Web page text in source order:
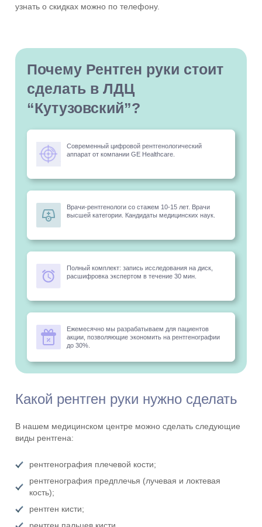
узнать о скидках можно по телефону.
Почему Рентген руки стоит
сделать в ЛДЦ
“Кутузовский”?
Современный цифровой рентгенологический
аппарат от компании GE Healthcare.
Врачи-рентгенологи со стажем 10-15 лет. Врачи
высшей категории. Кандидаты медицинских наук.
Полный комплект: запись исследования на диск,
расшифровка экспертом в течение 30 мин.
Ежемесячно мы разрабатываем для пациентов
акции, позволяющие экономить на рентгенографии
до 30%.
Какой рентген руки нужно сделать
В нашем медицинском центре можно сделать следующие
виды рентгена:
рентгенография плечевой кости;
рентгенография предплечья (лучевая и локтевая
кость);
рентген кисти;